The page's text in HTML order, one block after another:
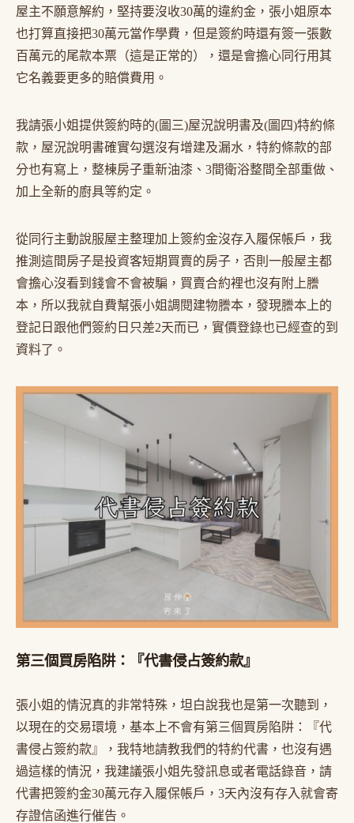
屋主不願意解約，堅持要沒收30萬的違約金，張小姐原本
也打算直接把30萬元當作學費，但是簽約時還有簽一張數
百萬元的尾款本票（這是正常的），還是會擔心同行用其
它名義要更多的賠償費用。
我請張小姐提供簽約時的(圖三)屋況說明書及(圖四)特約條
款，屋況說明書確實勾選沒有增建及漏水，特約條款的部
分也有寫上，整棟房子重新油漆、3間衛浴整間全部重做、
加上全新的廚具等約定。
從同行主動說服屋主整理加上簽約金沒存入履保帳戶，我
推測這間房子是投資客短期買賣的房子，否則一般屋主都
會擔心沒看到錢會不會被騙，買賣合約裡也沒有附上謄
本，所以我就自費幫張小姐調閱建物謄本，發現謄本上的
登記日跟他們簽約日只差2天而已，實價登錄也已經查的到
資料了。
第三個買房陷阱：『代書侵占簽約款』
張小姐的情況真的非常特殊，坦白說我也是第一次聽到，
以現在的交易環境，基本上不會有第三個買房陷阱：『代
書侵占簽約款』，我特地請教我們的特約代書，也沒有遇
過這樣的情況，我建議張小姐先發訊息或者電話錄音，請
代書把簽約金30萬元存入履保帳戶，3天內沒有存入就會寄
存證信函進行催告。